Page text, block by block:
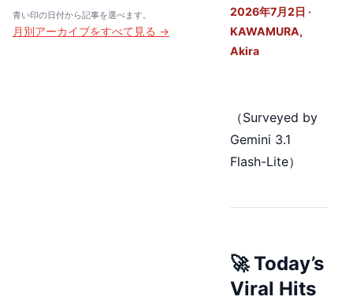
青い印の日付から記事を選べます。
月別アーカイブをすべて見る →
2026年7月2日 ·
KAWAMURA,
Akira
（Surveyed by
Gemini 3.1
Flash-Lite）
🚀 Today’s
Viral Hits